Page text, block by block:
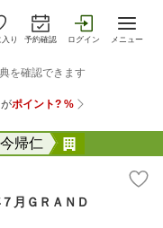
り 予約確認 ログイン メニュー
帰仁
７月ＧＲＡＮＤ